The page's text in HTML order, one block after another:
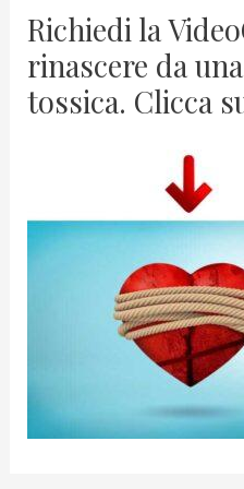
Richiedi la
rinascere da
tossica. Clicca